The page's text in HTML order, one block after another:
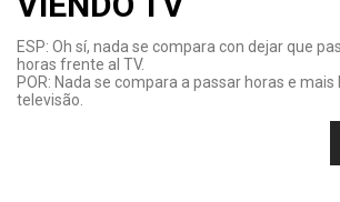
ESP: Oh sí, nada se compara con dejar que
horas frente al TV.
POR: Nada se compara a passar horas e
televisão.